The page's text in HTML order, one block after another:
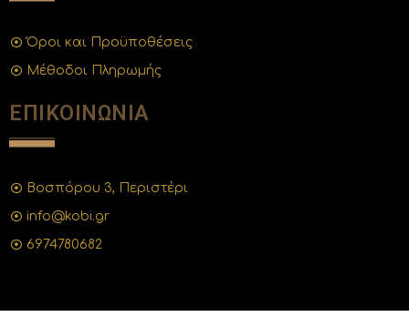
Όροι και Προϋποθέσεις
Μέθοδοι Πληρωμής
ΕΠΙΚΟΙΝΩΝΙΑ
Βοσπόρου 3, Περιστέρι
info@kobi.gr
6974780682